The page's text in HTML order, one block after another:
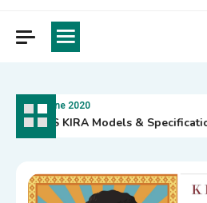
21 June 2020
AIRIS KIRA Models & Specifications